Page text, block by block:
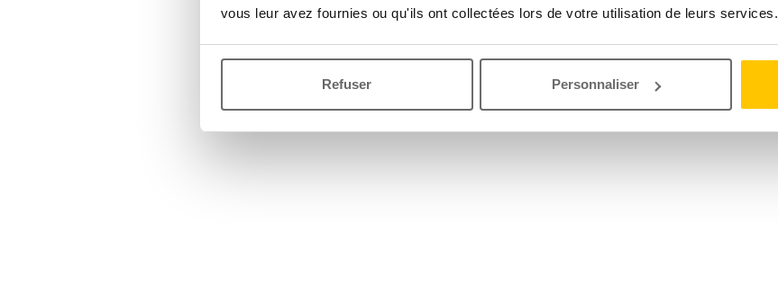
vous leur avez fournies ou qu'ils ont collectées lors de votre utilisation de leurs services.
Refuser Personnaliser